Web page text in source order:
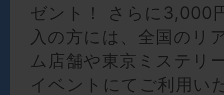
ゼント！ さらに3,000
入の方には、全国のリ
ム店舗や東京ミステリ
イベントにてご利用い